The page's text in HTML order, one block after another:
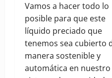
Vamos a hacer todo lo
posible para que este
líquido preciado que
tenemos sea cubierto
manera sostenible y
automática en nuestro